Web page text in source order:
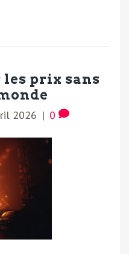
les prix sans
2026 | 0